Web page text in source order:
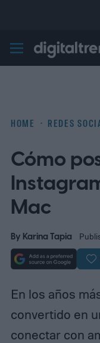
Digital
HOME REDES
Cómo
Mac
By Karina Tapia
En los años
convertido en
conectar con